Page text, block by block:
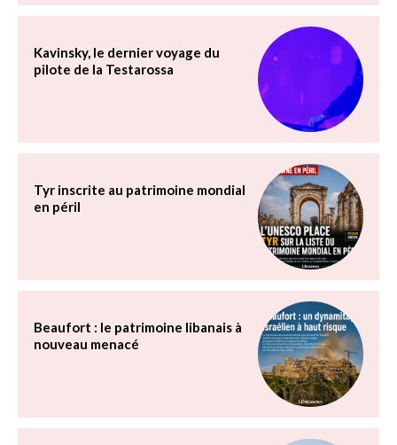
Kavinsky, le dernier voyage du
pilote de la Testarossa
Tyr inscrite au patrimoine mondial
en péril
Beaufort : le patrimoine libanais à
nouveau menacé